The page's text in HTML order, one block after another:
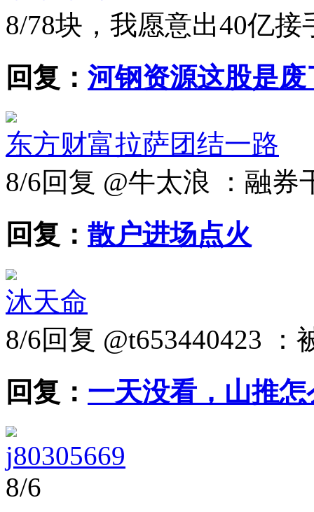
8/78块，我愿意出40亿接
回复： 河钢资源这股是
东方财富拉萨团结一路
8/6回复 @牛太浪 ：融券
回复： 散户进场点火
沐天命
8/6回复 @t653440423
回复： 一天没看，山推
j80305669
8/6